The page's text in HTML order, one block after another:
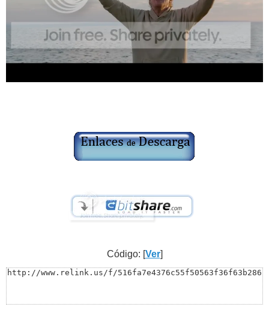
Código: [Ver]
http://www.relink.us/f/516fa7e4376c55f50563f36f63b286